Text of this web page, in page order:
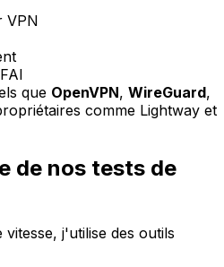
VPN
que OpenVPN, WireGuard,
comme Lightway et
de nos tests de
j'utilise des outils